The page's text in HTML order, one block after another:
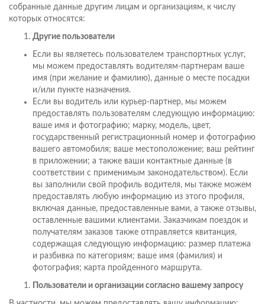
собранные данные другим лицам и организациям, к числу
которых относятся:
Другие пользователи
Если вы являетесь пользователем транспортных услуг,
мы можем предоставлять водителям-партнерам ваше
имя (при желание и фамилию), данные о месте посадки
и/или пункте назначения.
Если вы водитель или курьер-партнер, мы можем
предоставлять пользователям следующую информацию:
ваше имя и фотографию; марку, модель, цвет,
государственный регистрационный номер и фотографию
вашего автомобиля; ваше местоположение; ваш рейтинг
в приложении; а также ваши контактные данные (в
соответствии с применимым законодательством). Если
вы заполнили свой профиль водителя, мы также можем
предоставлять любую информацию из этого профиля,
включая данные, предоставленные вами, а также отзывы,
оставленные вашими клиентами. Заказчикам поездок и
получателям заказов также отправляется квитанция,
содержащая следующую информацию: размер платежа
и разбивка по категориям; ваше имя (фамилия) и
фотография; карта пройденного маршрута.
Пользователи и организации согласно вашему запросу